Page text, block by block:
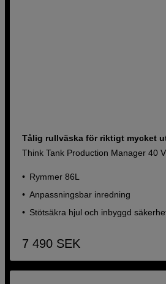
Tålig rullväska för riktigt mycket
Think Tank Production Manager 40
Rymmer 86L
Anpassningsbar inredning
Stötsäkra hjul och inbyggd
7 490 SEK